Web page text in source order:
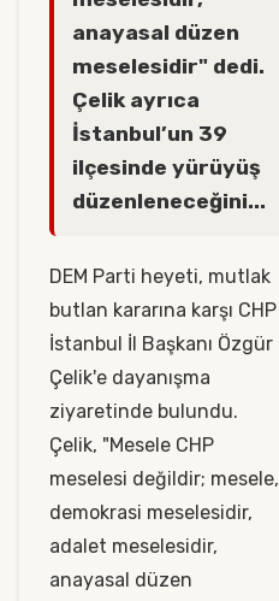
anayasal düzen
meselesidir" dedi.
Çelik ayrıca
İstanbul’un 39
ilçesinde yürüyüş
düzenleneceğini...
DEM Parti heyeti, mutlak
butlan kararına karşı CHP
İstanbul İl Başkanı Özgür
Çelik'e dayanışma
ziyaretinde bulundu.
Çelik, "Mesele CHP
meselesi değildir; mesele,
demokrasi meselesidir,
adalet meselesidir,
anayasal düzen